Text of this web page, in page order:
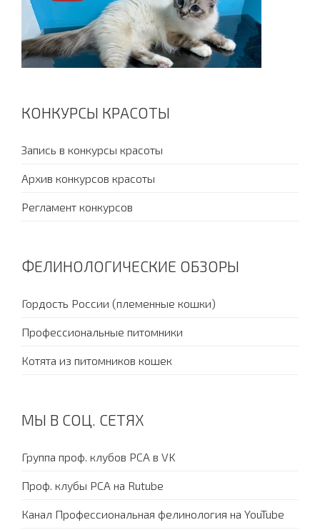
КОНКУРСЫ КРАСОТЫ
Запись в конкурсы красоты
Архив конкурсов красоты
Регламент конкурсов
ФЕЛИНОЛОГИЧЕСКИЕ ОБЗОРЫ
Гордость России (племенные кошки)
Профессиональные питомники
Котята из питомников кошек
МЫ В СОЦ. СЕТЯХ
Группа проф. клубов PCA в VK
Проф. клубы PCA на Rutube
Канал Профессиональная фелинология на YouTube